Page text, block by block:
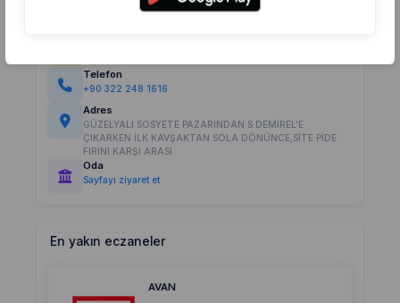
Telefon
+90 322 248 1616
Adres
GÜZELYALI SOSYETE PAZARINDAN S.DEMİREL'E
ÇIKARKEN İLK KAVŞAKTAN SOLA DÖNÜNCE,SİTE PİDE
FIRINI KARŞI ARASI
Oda
Sayfayı ziyaret et
En yakın eczaneler
AVAN